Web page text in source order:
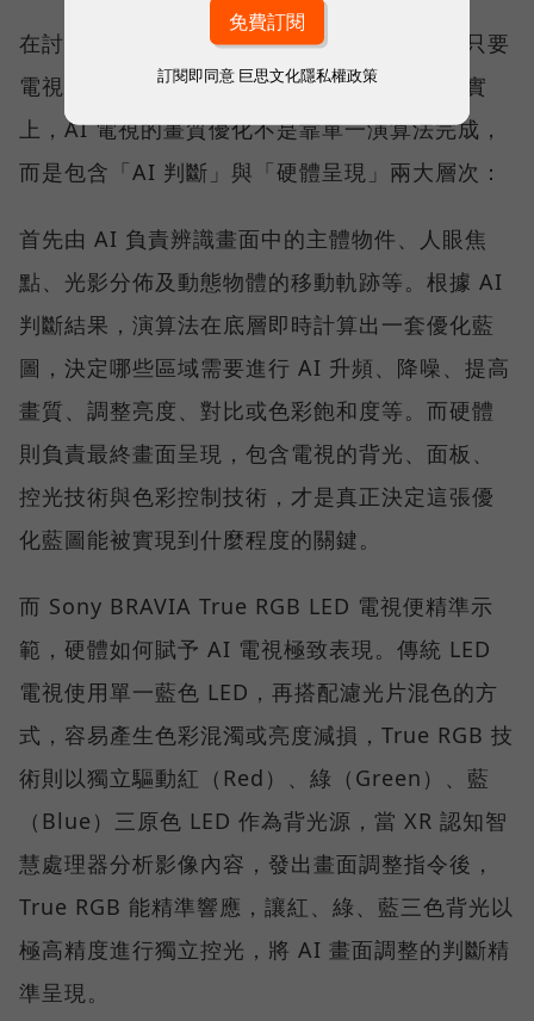
在討論 AI 電視時，大眾常有一種迷思，認為只要
電視內建強大的 AI 處理器和演算法就行，事實
上，AI 電視的畫質優化不是靠單一演算法完成，
而是包含「AI 判斷」與「硬體呈現」兩大層次：
首先由 AI 負責辨識畫面中的主體物件、人眼焦
點、光影分佈及動態物體的移動軌跡等。根據 AI
判斷結果，演算法在底層即時計算出一套優化藍
圖，決定哪些區域需要進行 AI 升頻、降噪、提高
畫質、調整亮度、對比或色彩飽和度等。而硬體
則負責最終畫面呈現，包含電視的背光、面板、
控光技術與色彩控制技術，才是真正決定這張優
化藍圖能被實現到什麼程度的關鍵。
而 Sony BRAVIA True RGB LED 電視便精準示
範，硬體如何賦予 AI 電視極致表現。傳統 LED
電視使用單一藍色 LED，再搭配濾光片混色的方
式，容易產生色彩混濁或亮度減損，True RGB 技
術則以獨立驅動紅（Red）、綠（Green）、藍
（Blue）三原色 LED 作為背光源，當 XR 認知智
慧處理器分析影像內容，發出畫面調整指令後，
True RGB 能精準響應，讓紅、綠、藍三色背光以
極高精度進行獨立控光，將 AI 畫面調整的判斷精
準呈現。
訂閱即同意 巨思文化隱私權政策